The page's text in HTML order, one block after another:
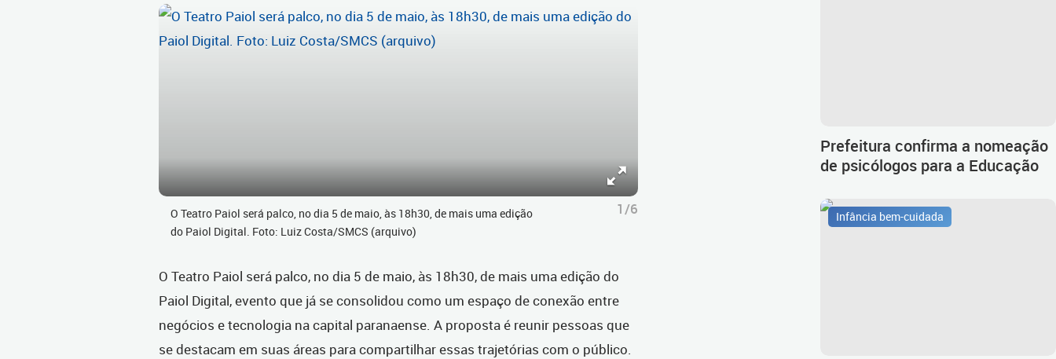
O Teatro Paiol será palco, no dia 5 de maio, às 18h30, de mais uma edição
do Paiol Digital. Foto: Luiz Costa/SMCS (arquivo)
1/6
O Teatro Paiol será palco, no dia 5 de maio, às 18h30, de mais uma edição do
Paiol Digital, evento que já se consolidou como um espaço de conexão entre
negócios e tecnologia na capital paranaense. A proposta é reunir pessoas que
se destacam em suas áreas para compartilhar essas trajetórias com o público.
Prefeitura confirma a nomeação
de psicólogos para a Educação
Infância bem-cuidada